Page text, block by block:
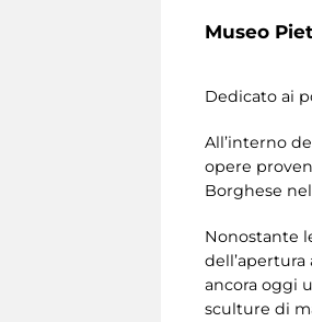
Museo
Dedicato ai
All’interno
opere
Borghese
Nonostante
ancora oggi
sculture di